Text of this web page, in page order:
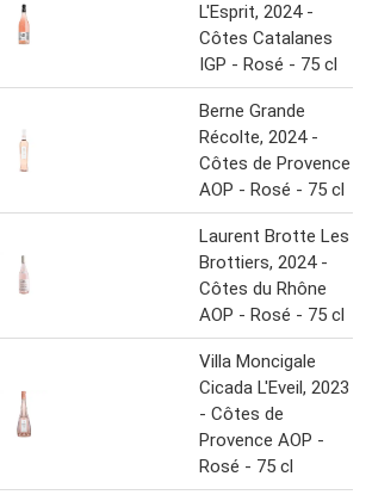
L'Esprit, 2024 -
Côtes Catalanes
IGP - Rosé - 75 cl
Berne Grande
Récolte, 2024 -
Côtes de Provence
AOP - Rosé - 75 cl
Laurent Brotte Les
Brottiers, 2024 -
Côtes du Rhône
AOP - Rosé - 75 cl
Villa Moncigale
Cicada L'Eveil, 2023
- Côtes de
Provence AOP -
Rosé - 75 cl